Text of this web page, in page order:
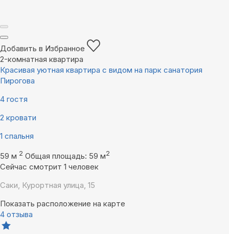
Добавить в Избранное
2-комнатная квартира
Красивая уютная квартира с видом на парк санатория
Пирогова
4 гостя
2 кровати
1 спальня
59 м 2 Общая площадь: 59 м2
Сейчас смотрит 1 человек
Саки, Курортная улица, 15
Показать расположение на карте
4 отзыва